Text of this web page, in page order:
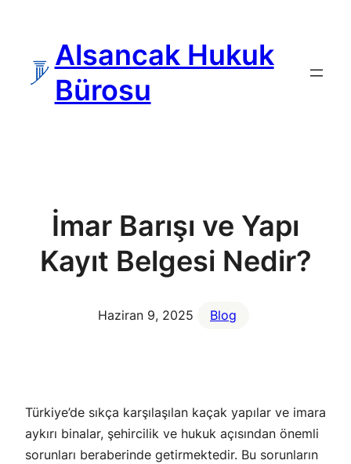
Alsancak Hukuk
Bürosu
İmar Barışı ve Yapı
Kayıt Belgesi Nedir?
Haziran 9, 2025 Blog
Türkiye’de sıkça karşılaşılan kaçak yapılar ve imara
aykırı binalar, şehircilik ve hukuk açısından önemli
sorunları beraberinde getirmektedir. Bu sorunların